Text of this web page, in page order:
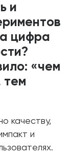
и
цифра
«чем
тем
качеству,
и